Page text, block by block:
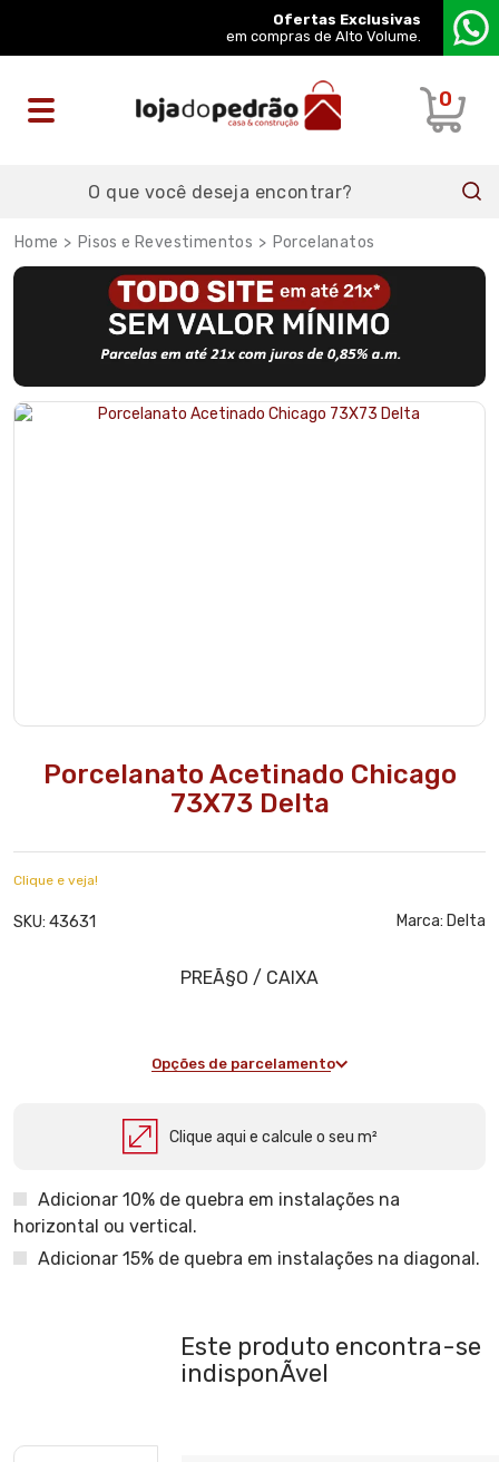
Ofertas Exclusivas
em compras de Alto Volume.
0
Pisos e Revestimentos Porcelanatos
Porcelanato Acetinado Chicago
73X73 Delta
Clique e veja!
SKU: 43631 Marca: Delta
Opções de parcelamento
Clique aqui e calcule o seu m²
Adicionar 10% de quebra em instalações na
horizontal ou vertical.
Adicionar 15% de quebra em instalações na diagonal.